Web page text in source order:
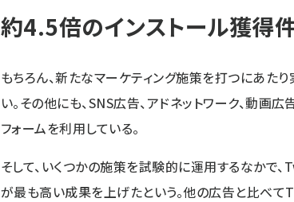
約4.5倍のインストール獲得
もちろん、新たなマーケティング施策を打つにあ
い。その他にも、SNS広告、アドネットワーク、動画
フォームを利用している。
そして、いくつかの施策を試験的に運用するなかで
が最も高い成果を上げたという。他の広告と比べて